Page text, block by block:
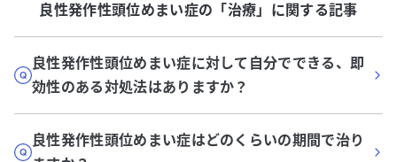
良性発作性頭位めまい症の「治療」に関する記事
良性発作性頭位めまい症に対して自分でできる、即
効性のある対処法はありますか？
良性発作性頭位めまい症はどのくらいの期間で治り